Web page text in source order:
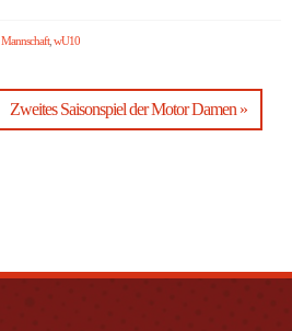
Mannschaft, wU10
Zweites Saisonspiel der Motor Damen »